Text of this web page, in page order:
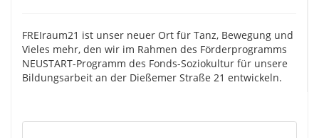
FREIraum21 ist unser neuer Ort für Tanz, Bewegung und
Vieles mehr, den wir im Rahmen des Förderprogramms
NEUSTART-Programm des Fonds-Soziokultur für unsere
Bildungsarbeit an der Dießemer Straße 21 entwickeln.